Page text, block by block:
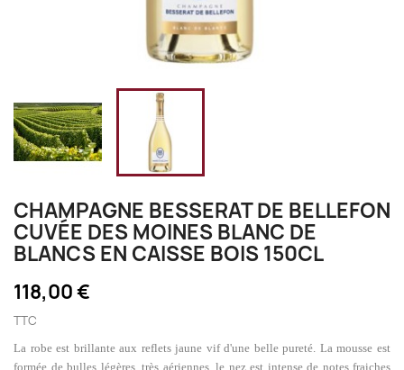
CHAMPAGNE BESSERAT DE BELLEFON
CUVÉE DES MOINES BLANC DE
BLANCS EN CAISSE BOIS 150CL
118,00 €
TTC
La robe est brillante aux reflets jaune vif d'une belle pureté. La mousse est
formée de bulles légères, très aériennes, le nez est intense de notes fraiches